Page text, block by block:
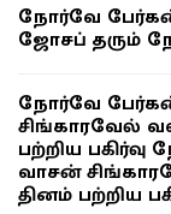
நோர்வே
ஜோசப் தரும்
நோர்வே
சிங்காரவேல்
பற்றிய
வாசன்
தினம் பற்றிய